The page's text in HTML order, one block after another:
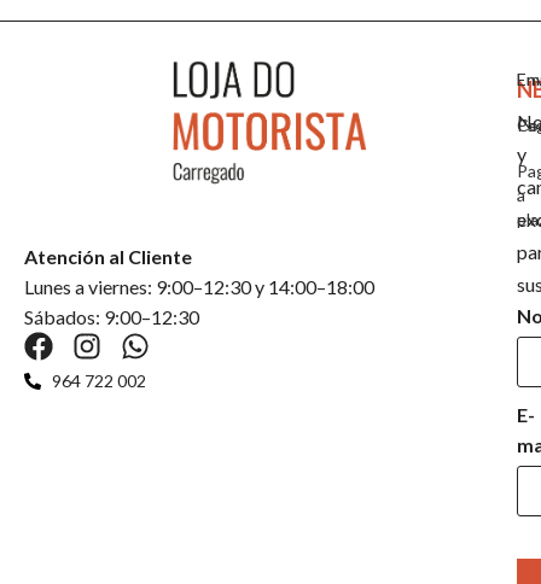
a
Atención al Cliente
Lunes a viernes: 9:00–12:30 y 14:00–18:00
Sábados: 9:00–12:30
964 722 002
y
E-